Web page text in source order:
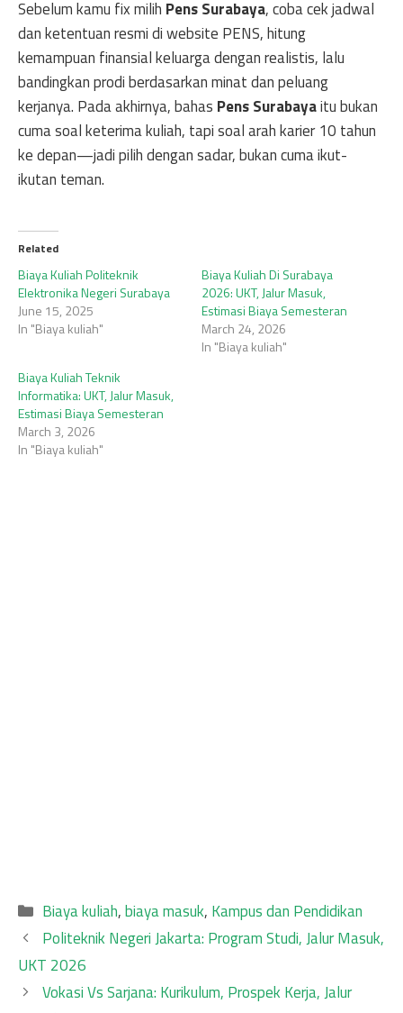
Sebelum kamu fix milih Pens Surabaya, coba cek jadwal
dan ketentuan resmi di website PENS, hitung
kemampuan finansial keluarga dengan realistis, lalu
bandingkan prodi berdasarkan minat dan peluang
kerjanya. Pada akhirnya, bahas Pens Surabayaitu bukan
cuma soal keterima kuliah, tapi soal arah karier 10 tahun
ke depan—jadi pilih dengan sadar, bukan cuma ikut-
ikutan teman.
Related
Biaya Kuliah Politeknik
Elektronika Negeri Surabaya
June 15, 2025
In "Biaya kuliah"
Biaya Kuliah Di Surabaya
2026: UKT, Jalur Masuk,
Estimasi Biaya Semesteran
March 24, 2026
In "Biaya kuliah"
Biaya Kuliah Teknik
Informatika: UKT, Jalur Masuk,
Estimasi Biaya Semesteran
March 3, 2026
In "Biaya kuliah"
Categories
Biaya kuliah,biaya masuk, Kampus dan Pendidikan
Politeknik Negeri Jakarta: Program Studi, Jalur Masuk,
UKT 2026
Vokasi Vs Sarjana: Kurikulum, Prospek Kerja, Jalur